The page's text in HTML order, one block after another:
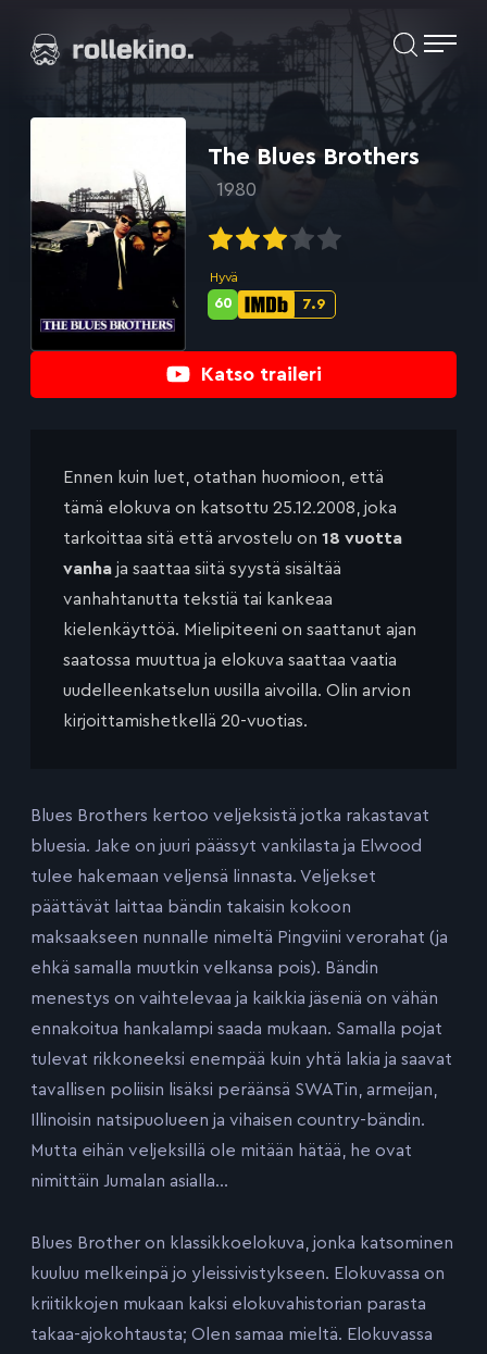
suoraan
sisältöön
Elokuvat ja elokuva-arviot | Rollekino.fi
lopputekstien
Katso traileri
The Blues Brothers
1980
Hyvä
IMDb-
7.9
Metascore-
60
Ennen kuin luet, otathan huomioon, että
tämä elokuva on katsottu 25.12.2008, joka
tarkoittaa sitä että arvostelu on 18 vuotta
vanha ja saattaa siitä syystä sisältää
vanhahtanutta tekstiä tai kankeaa
kielenkäyttöä. Mielipiteeni on saattanut ajan
saatossa muuttua ja elokuva saattaa vaatia
uudelleenkatselun uusilla aivoilla. Olin arvion
kirjoittamishetkellä 20-vuotias.
Blues Brothers kertoo veljeksistä jotka rakastavat
bluesia. Jake on juuri päässyt vankilasta ja Elwood
tulee hakemaan veljensä linnasta. Veljekset
päättävät laittaa bändin takaisin kokoon
maksaakseen nunnalle nimeltä Pingviini verorahat (ja
ehkä samalla muutkin velkansa pois). Bändin
menestys on vaihtelevaa ja kaikkia jäseniä on vähän
ennakoitua hankalampi saada mukaan. Samalla pojat
tulevat rikkoneeksi enempää kuin yhtä lakia ja saavat
tavallisen poliisin lisäksi peräänsä SWATin, armeijan,
Illinoisin natsipuolueen ja vihaisen country-bändin.
Mutta eihän veljeksillä ole mitään hätää, he ovat
nimittäin Jumalan asialla…
Blues Brother on klassikkoelokuva, jonka katsominen
kuuluu melkeinpä jo yleissivistykseen. Elokuvassa on
kriitikkojen mukaan kaksi elokuvahistorian parasta
takaa-ajokohtausta; Olen samaa mieltä. Elokuvassa